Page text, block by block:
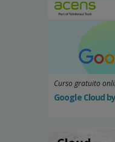
Curso gratuito
Google Cloud